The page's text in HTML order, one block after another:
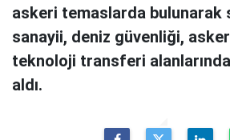
askeri temaslarda bulunarak
sanayii, deniz güvenliği,
teknoloji transferi
aldı.